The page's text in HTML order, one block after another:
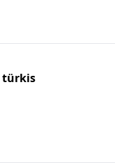
türkis